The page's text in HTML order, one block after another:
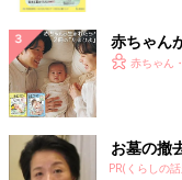
赤ちゃん
赤ちゃん
お墓の撤
PR(くらしの